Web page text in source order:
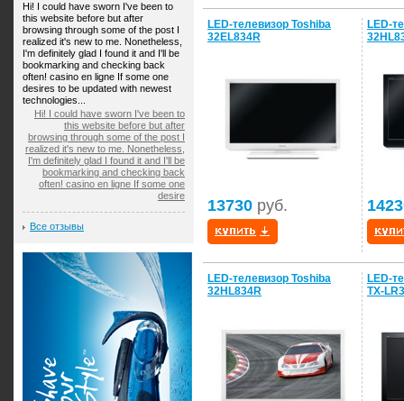
LED-телевизор Toshiba
32EL834R
13730 руб.
LED-
LED-телевизор Toshiba
32HL834R
LED-
TX-
Hi! I could have sworn I've been to
this website before but after
browsing through some of the post I
realized it's new to me. Nonetheless,
I'm definitely glad I found it and I'll be
bookmarking and checking back
often! casino en ligne If some one
desires to be updated with newest
technologies...
Hi! I could have sworn I've been to
this website before but after
browsing through some of the post I
realized it's new to me. Nonetheless,
I'm definitely glad I found it and I'll be
bookmarking and checking back
often! casino en ligne If some one
desire
Все отзывы